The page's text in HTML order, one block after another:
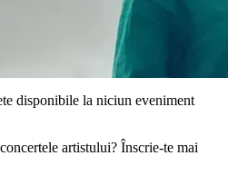
disponibile la niciun eveniment
artistului? Înscrie-te mai